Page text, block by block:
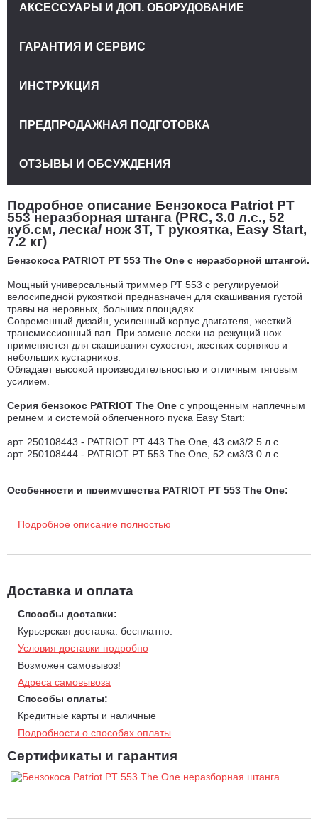
Подробное описание Бензокоса Patriot PT
553 неразборная штанга (PRC, 3.0 л.с., 52
куб.см, леска/ нож 3Т, Т рукоятка, Easy Start,
7.2 кг)
Бензокоса PATRIOT PT 553 The One с неразборной штангой.
Мощный универсальный триммер РТ 553 с регулируемой
велосипедной рукояткой предназначен для скашивания густой
травы на неровных, больших площадях.
Современный дизайн, усиленный корпус двигателя, жесткий
трансмиссионный вал. При замене лески на режущий нож
применяется для скашивания сухостоя, жестких сорняков и
небольших кустарников.
Обладает высокой производительностью и отличным тяговым
усилием.
Серия бензокос PATRIOT The One с упрощенным наплечным
ремнем и системой облегченного пуска Easy Start:
арт. 250108443 - PATRIOT PT 443 The One, 43 см3/2.5 л.с.
арт. 250108444 - PATRIOT PT 553 The One, 52 см3/3.0 л.с.
Особенности и преимущества PATRIOT PT 553 The One:
Передовая система антивибрации, сбалансированная
Система Easy Start позволяет осуществить плавный легкий
запуск без рывков.
Легкий доступ к воздушному фильтру и свече зажигания
позволяет проводить регулярное техническое обслуживание
без необходимости обращения в сервисный центр.
Подробное описание полностью
Доставка и оплата
Способы доставки:
Курьерская доставка: бесплатно.
Условия доставки подробно
Возможен самовывоз!
Адреса самовывоза
Способы оплаты:
Кредитные карты и наличные
Подробности о способах оплаты
Сертификаты и гарантия
АКСЕССУАРЫ И ДОП. ОБОРУДОВАНИЕ
ГАРАНТИЯ И СЕРВИС
ИНСТРУКЦИЯ
ПРЕДПРОДАЖНАЯ ПОДГОТОВКА
ОТЗЫВЫ И ОБСУЖДЕНИЯ